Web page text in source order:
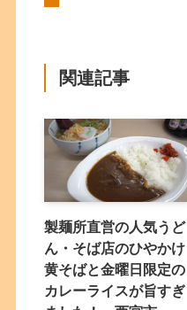
関連記事
製麺所直営の人気うど
ん・そば店のひやかけ
黄そばと金曜日限定の
カレーライスが旨すぎ